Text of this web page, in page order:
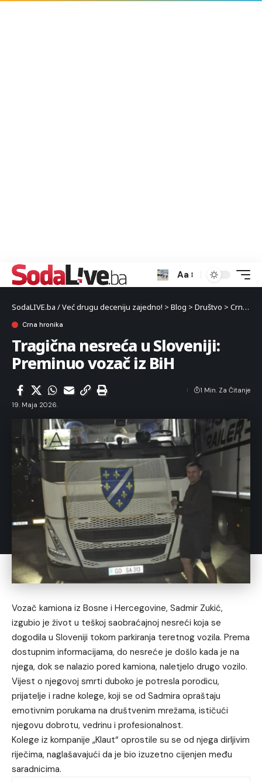
Aa
SodaLIVE.ba / Već drugu deceniju zajedno! > Blog > Društvo > Crna hronika
Crna hronika
Tragična nesreća u Sloveniji:
Preminuo vozač iz BiH
19. Maja 2026.
1 Min. Za Čitanje
Vozač kamiona iz Bosne i Hercegovine, Sadmir Zukić,
izgubio je život u teškoj saobraćajnoj nesreći koja se
dogodila u Sloveniji tokom parkiranja teretnog vozila. Prema
dostupnim informacijama, do nesreće je došlo kada je na
njega, dok se nalazio pored kamiona, naletjelo drugo vozilo.
Vijest o njegovoj smrti duboko je potresla porodicu,
prijatelje i radne kolege, koji se od Sadmira opraštaju
emotivnim porukama na društvenim mrežama, ističući
njegovu dobrotu, vedrinu i profesionalnost.
Kolege iz kompanije „Klaut“ oprostile su se od njega dirljivim
riječima, naglašavajući da je bio izuzetno cijenjen među
saradnicima.